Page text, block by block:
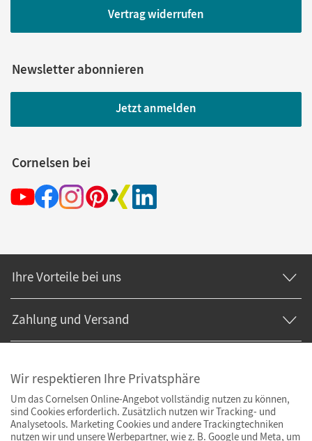
Vertrag widerrufen
Newsletter abonnieren
Jetzt anmelden
Cornelsen bei
Ihre Vorteile bei uns
Zahlung und Versand
Wir respektieren Ihre Privatsphäre
Um das Cornelsen Online-Angebot vollständig nutzen zu können,
sind Cookies erforderlich. Zusätzlich nutzen wir Tracking- und
Analysetools. Marketing Cookies und andere Trackingtechniken
nutzen wir und unsere Werbepartner, wie z. B. Google und Meta, um